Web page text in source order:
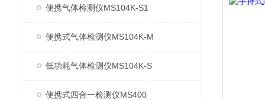
便携气体检测仪MS104K-S1
便携式气体检测仪MS104K-M
低功耗气体检测仪MS104K-S
便携式四合一检测仪MS400